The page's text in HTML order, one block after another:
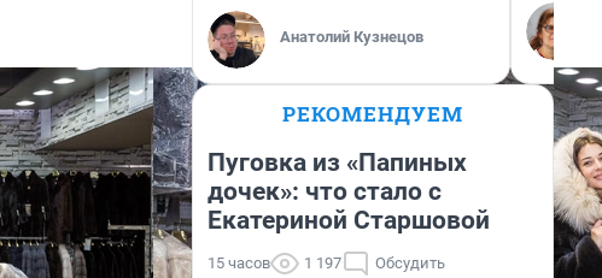
Анатолий Кузнецов
РЕКОМЕНДУЕМ
Пуговка из «Папиных
дочек»: что стало с
Екатериной Старшовой
15 часов 1 197 Обсудить